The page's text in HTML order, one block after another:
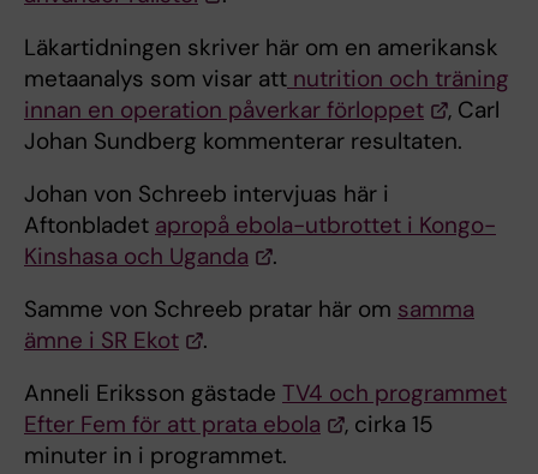
Läkartidningen skriver här om en amerikansk
metaanalys som visar att nutrition och träning
innan en operation påverkar förloppet
, Carl
Johan Sundberg kommenterar resultaten.
Johan von Schreeb intervjuas här i
Aftonbladet apropå ebola-utbrottet i Kongo-
Kinshasa och Uganda
.
Samme von Schreeb pratar här om samma
ämne i SR Ekot
.
Anneli Eriksson gästade TV4 och programmet
Efter Fem för att prata ebola
, cirka 15
minuter in i programmet.